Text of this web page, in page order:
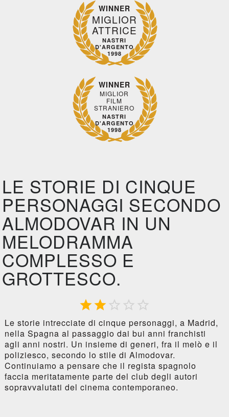
WINNER
MIGLIOR
ATTRICE
NASTRI
D'ARGENTO
1998
WINNER
MIGLIOR
FILM
STRANIERO
NASTRI
D'ARGENTO
1998
LE STORIE DI CINQUE
PERSONAGGI SECONDO
ALMODOVAR IN UN
MELODRAMMA
COMPLESSO E
GROTTESCO.
   
Le storie intrecciate di cinque personaggi, a Madrid,
nella Spagna al passaggio dai bui anni franchisti
agli anni nostri. Un insieme di generi, fra il melò e il
poliziesco, secondo lo stile di Almodovar.
Continuiamo a pensare che il regista spagnolo
faccia meritatamente parte del club degli autori
sopravvalutati del cinema contemporaneo.